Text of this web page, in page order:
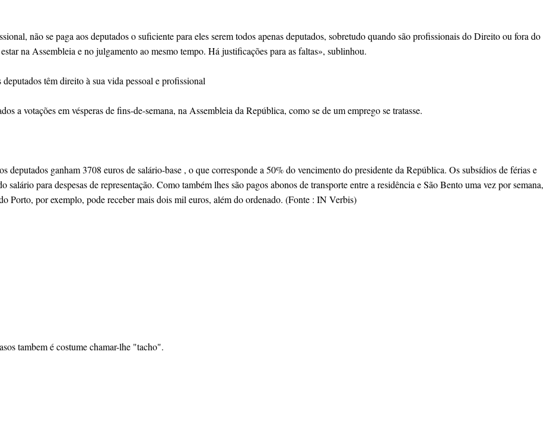
não se paga aos deputados o suficiente para eles serem todos apenas deputados, sobretudo quando são profissionais do Direito ou fora do
na Assembleia e no julgamento ao mesmo tempo. Há justificações para as faltas», sublinhou.
têm direito à sua vida pessoal e profissional
a votações em vésperas de fins-de-semana, na Assembleia da República, como se de um emprego se tratasse.
deputados ganham 3708 euros de salário-base , o que corresponde a 50% do vencimento do presidente da República. Os subsídios de férias e
para despesas de representação. Como também lhes são pagos abonos de transporte entre a residência e São Bento uma vez por semana,
Porto, por exemplo, pode receber mais dois mil euros, além do ordenado. (Fonte : IN Verbis)
tambem é costume chamar-lhe "tacho".